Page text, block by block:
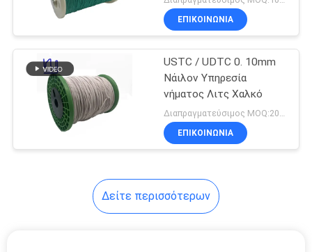
ΕΠΙΚΟΙΝΩΝΙΑ
USTC / UDTC 0. 10mm
Νάιλον Υπηρεσία
νήματος Λιτς Χαλκό
Διαπραγματεύσιμος MOQ:20 κιλά
ΕΠΙΚΟΙΝΩΝΙΑ
Δείτε περισσότερων